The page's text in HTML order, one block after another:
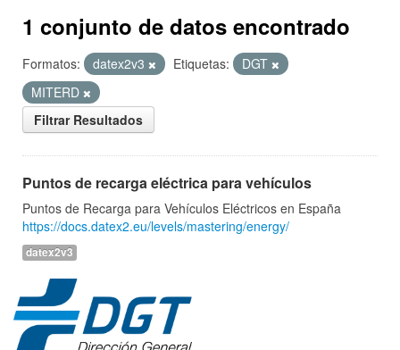
1 conjunto de datos encontrado
Formatos: datex2v3 Etiquetas:
DGT
MITERD
Filtrar Resultados
Puntos de recarga eléctrica para vehículos
Puntos de Recarga para Vehículos Eléctricos en España
https://docs.datex2.eu/levels/mastering/energy/
datex2v3